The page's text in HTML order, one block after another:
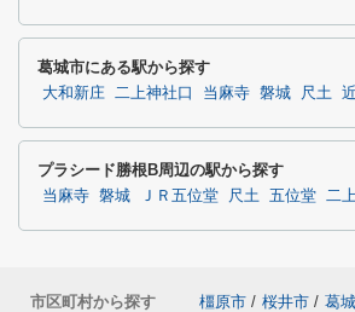
葛城市にある駅から探す
大和新庄 二上神社口 当麻寺 磐城 尺土
プラシード勝根B周辺の駅から探す
当麻寺 磐城 ＪＲ五位堂 尺土 五位堂 二
市区町村から探す 橿原市 / 桜井市 / 葛